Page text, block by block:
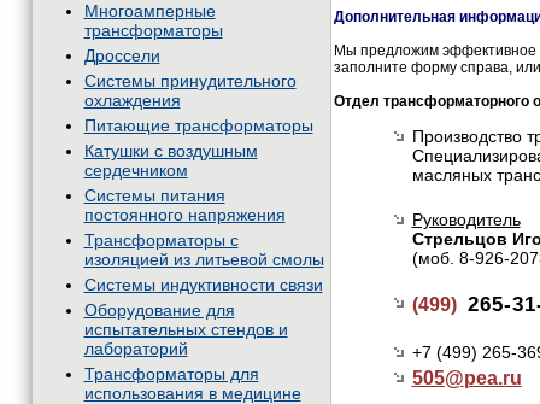
Многоамперные
трансформаторы
Дроссели
Системы принудительного
охлаждения
Питающие трансформаторы
Катушки с воздушным
сердечником
Системы питания
постоянного напряжения
Трансформаторы с
изоляцией из литьевой смолы
Системы индуктивности связи
Оборудование для
испытательных стендов и
лабораторий
Трансформаторы для
использования в медицине
Дополнительная
Мы предложим эффективное
заполните форму справа,
Отдел трансформаторного
Производство
масляных
Руководитель
Стрельцов
(моб. 8-926-
(499) 265-
+7 (499) 265-
505@pea.ru